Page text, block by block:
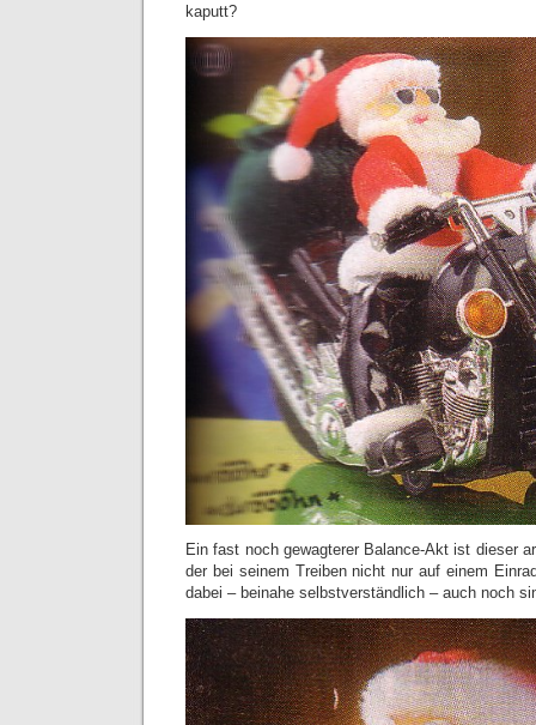
kaputt?
Ein fast noch gewagterer Balance-Akt ist dieser
der bei seinem Treiben nicht nur auf einem
dabei – beinahe selbstverständlich – auch noch